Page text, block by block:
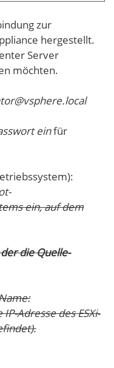
zur
hergestellt.
Server
möchten.
einfür
ein, auf dem
die Quelle-
Adresse des ESXi-